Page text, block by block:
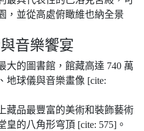
，並從高處俯瞰維也納全景
音樂饗宴
大的圖書館，館藏高達 740 萬
地球儀與音樂畫像 [cite:
藏品最豐富的美術和裝飾藝術
的八角形穹頂 [cite: 575]。